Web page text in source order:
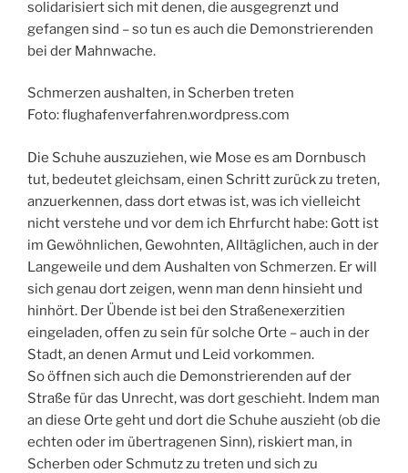
solidarisiert sich mit denen, die ausgegrenzt und
gefangen sind – so tun es auch die Demonstrierenden
bei der Mahnwache.
Schmerzen aushalten, in Scherben treten
Foto: flughafenverfahren.wordpress.com
Die Schuhe auszuziehen, wie Mose es am Dornbusch
tut, bedeutet gleichsam, einen Schritt zurück zu treten,
anzuerkennen, dass dort etwas ist, was ich vielleicht
nicht verstehe und vor dem ich Ehrfurcht habe: Gott ist
im Gewöhnlichen, Gewohnten, Alltäglichen, auch in der
Langeweile und dem Aushalten von Schmerzen. Er will
sich genau dort zeigen, wenn man denn hinsieht und
hinhört. Der Übende ist bei den Straßenexerzitien
eingeladen, offen zu sein für solche Orte – auch in der
Stadt, an denen Armut und Leid vorkommen.
So öffnen sich auch die Demonstrierenden auf der
Straße für das Unrecht, was dort geschieht. Indem man
an diese Orte geht und dort die Schuhe auszieht (ob die
echten oder im übertragenen Sinn), riskiert man, in
Scherben oder Schmutz zu treten und sich zu